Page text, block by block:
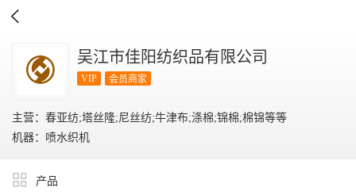

吴江市佳阳纺织品有限公司
VIP 会员商家
主营：春亚纺;塔丝隆;尼丝纺;牛津布;涤棉;锦棉;棉锦等等
机器：喷水织机
产品